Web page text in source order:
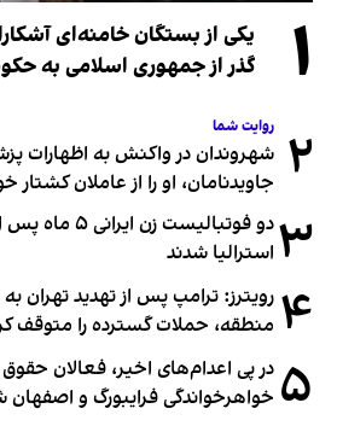
۱
یکی از بستگان خامنه‌ای
گذر از جمهوری اسلامی به
۲ روایت شما
شهروندان در واکنش به اظهارات
جاویدنامان، او را از عاملان کشتار
۳
دو فوتبالیست
استرالیا شدند
۴ رویترز: ترامپ پس از تهدید تهران
منطقه، حملات گسترده را متوقف
۵ در پی اعدام‌های اخیر، فعالان
خواهرخواندگی فرایبورگ و اصفهان